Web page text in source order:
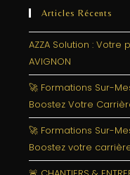
Articles Récents
AZZA Solution :
AVIGNON
🚀 Formations Sur-
Boostez Votre
🚀 Formations Sur-
Boostez votre carrière